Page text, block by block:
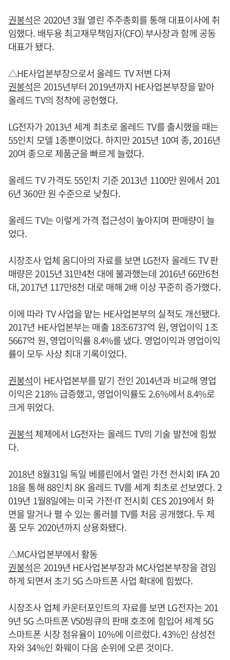
권봉석은 2020년 3월 열린 주주총회를 통해 대표이사에 취
임했다. 배두용 최고재무책임자(CFO) 부사장과 함께 공동
대표가 됐다.
△HE사업본부장으로서 올레드 TV 저변 다져
권봉석은 2015년부터 2019년까지 HE사업본부장을 맡아
올레드 TV의 정착에 공헌했다.
LG전자가 2013년 세계 최초로 올레드 TV를 출시했을 때는
55인치 모델 1종뿐이었다. 하지만 2015년 10여 종, 2016년
20여 종으로 제품군을 빠르게 늘렸다.
올레드 TV 가격도 55인치 기준 2013년 1100만 원에서 201
6년 360만 원 수준으로 낮췄다.
올레드 TV는 이렇게 가격 접근성이 높아지며 판매량이 늘
었다.
시장조사 업체 옴디아의 자료를 보면 LG전자 올레드 TV 판
매량은 2015년 31만4천 대에 불과했는데 2016년 66만6천
대, 2017년 117만8천 대로 매해 2배 이상 꾸준히 증가했다.
이에 따라 TV 사업을 맡는 HE사업본부의 실적도 개선됐다.
2017년 HE사업본부는 매출 18조6737억 원, 영업이익 1조
5667억 원, 영업이익률 8.4%를 냈다. 영업이익과 영업이익
률이 모두 사상 최대 기록이었다.
권봉석이 HE사업본부를 맡기 전인 2014년과 비교해 영업
이익은 218% 급증했고, 영업이익률도 2.6%에서 8.4%로
크게 뛰었다.
권봉석 체제에서 LG전자는 올레드 TV의 기술 발전에 힘썼
다.
2018년 8월31일 독일 베를린에서 열린 가전 전시회 IFA 20
18을 통해 88인치 8K 올레드 TV를 세계 최초로 선보였다. 2
019년 1월8일에는 미국 가전·IT 전시회 CES 2019에서 화
면을 말거나 펼 수 있는 롤러블 TV를 처음 공개했다. 두 제
품 모두 2020년까지 상용화됐다.
△MC사업본부에서 활동
권봉석은 2019년 HE사업본부장과 MC사업본부장을 겸임
하게 되면서 초기 5G 스마트폰 사업 확대에 힘썼다.
시장조사 업체 카운터포인트의 자료를 보면 LG전자는 201
9년 5G 스마트폰 V50씽큐의 판매 호조에 힘입어 세계 5G
스마트폰 시장 점유율이 10%에 이르렀다. 43%인 삼성전
자와 34%인 화웨이 다음 순위에 오른 것이다.